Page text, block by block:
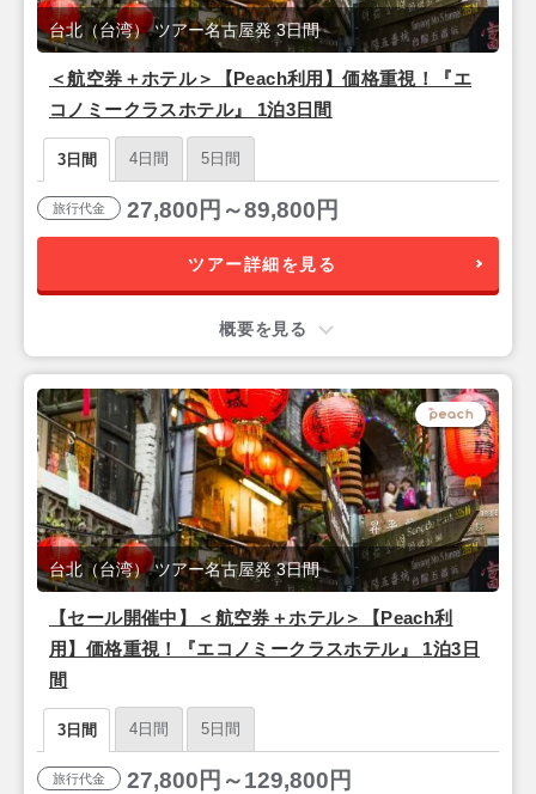
＜航空券＋ホテル＞【Peach利用】価格重視！『エ
コノミークラスホテル』 1泊3日間
台北（台湾） ツアー名古屋発 3日間
3日間 4日間 5日間
旅行代金 27,800円～89,800円
ツアー詳細を見る
概要を見る
【セール開催中】＜航空券＋ホテル＞【Peach利
用】価格重視！『エコノミークラスホテル』 1泊3日
間
台北（台湾） ツアー名古屋発 3日間
3日間 4日間 5日間
旅行代金 27,800円～129,800円